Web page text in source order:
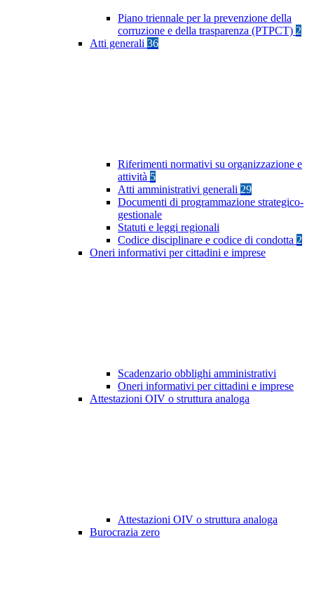
Piano triennale per la prevenzione della
corruzione e della trasparenza (PTPCT) 2
Atti generali 36
Riferimenti normativi su organizzazione e
attività 5
Atti amministrativi generali 29
Documenti di programmazione strategico-
gestionale
Statuti e leggi regionali
Codice disciplinare e codice di condotta 2
Oneri informativi per cittadini e imprese
Scadenzario obblighi amministrativi
Oneri informativi per cittadini e imprese
Attestazioni OIV o struttura analoga
Attestazioni OIV o struttura analoga
Burocrazia zero